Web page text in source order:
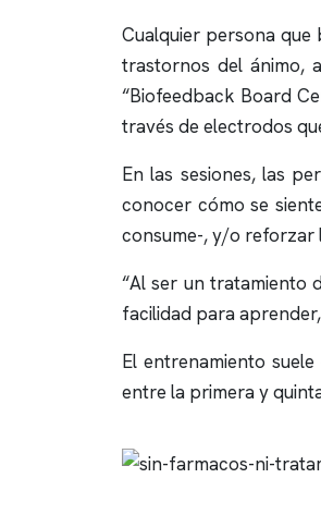
Cualquier persona
trastornos del ánimo,
“Biofeedback Board
través de electrodos
En las sesiones, las
conocer cómo se
consume-, y/o reforzar
“Al ser un tratamiento
facilidad para
El entrenamiento
entre la primera y